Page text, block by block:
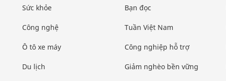
Sức khỏe
Công nghệ
Ô tô xe máy
Du lịch
Bạn đọc
Tuần Việt Nam
Công nghiệp hỗ trợ
Giảm nghèo bền vững